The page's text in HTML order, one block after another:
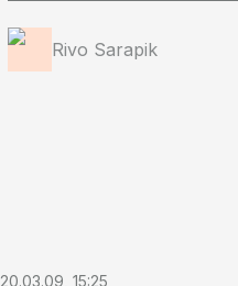
Rivo Sarapik
20.03.09, 15:25